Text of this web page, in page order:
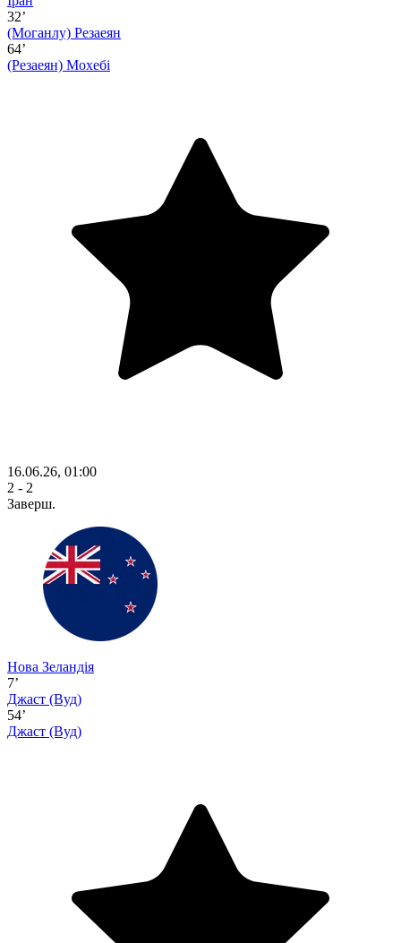
32’
(Моганлу) Резаеян
64’
(Резаеян) Мохебі
16.06.26, 01:00
2 - 2
Заверш.
Нова Зеландія
7’
Джаст (Вуд)
54’
Джаст (Вуд)